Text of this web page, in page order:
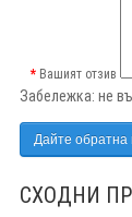
Вашият отзив
Забележка: не
Дайте обратна
СХОДНИ